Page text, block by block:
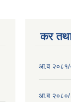
कर
आ.व २०८१/
आ.व २०८०/